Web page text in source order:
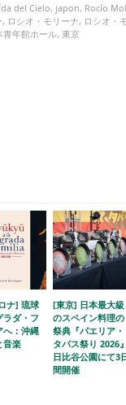
del Cielo, japon, Rocío
, ロシオ・モリーナ, ロシオ・
青年館ホール,東京
ナ] 琉球
ラダ・フ
へ：沖縄
音楽
[東京] 日本最大級
のスペイン料理の
祭典『パエリア・
タパス祭り 2026』
日比谷公園にて3
間開催